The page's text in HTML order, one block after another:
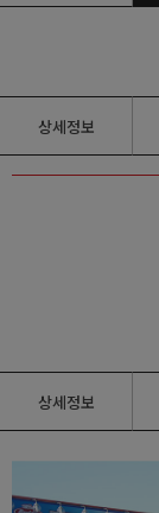
상세정보
상세정보